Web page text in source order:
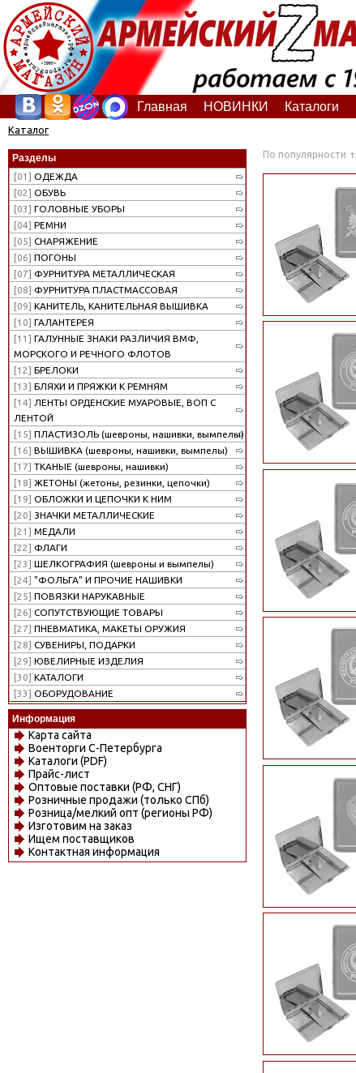
Главная НОВИНКИ Каталоги
Каталог
Разделы
[01] ОДЕЖДА
[02] ОБУВЬ
[03] ГОЛОВНЫЕ УБОРЫ
[04] РЕМНИ
[05] СНАРЯЖЕНИЕ
[06] ПОГОНЫ
[07] ФУРНИТУРА МЕТАЛЛИЧЕСКАЯ
[08] ФУРНИТУРА ПЛАСТМАССОВАЯ
[09] КАНИТЕЛЬ, КАНИТЕЛЬНАЯ ВЫШИВКА
[10] ГАЛАНТЕРЕЯ
[11] ГАЛУННЫЕ ЗНАКИ РАЗЛИЧИЯ ВМФ,
МОРСКОГО И РЕЧНОГО ФЛОТОВ
[12] БРЕЛОКИ
[13] БЛЯХИ И ПРЯЖКИ К РЕМНЯМ
[14] ЛЕНТЫ ОРДЕНСКИЕ МУАРОВЫЕ, ВОП С
ЛЕНТОЙ
[15] ПЛАСТИЗОЛЬ (шевроны, нашивки, вымпелы)
[16] ВЫШИВКА (шевроны, нашивки, вымпелы)
[17] ТКАНЫЕ (шевроны, нашивки)
[18] ЖЕТОНЫ (жетоны, резинки, цепочки)
[19] ОБЛОЖКИ И ЦЕПОЧКИ К НИМ
[20] ЗНАЧКИ МЕТАЛЛИЧЕСКИЕ
[21] МЕДАЛИ
[22] ФЛАГИ
[23] ШЕЛКОГРАФИЯ (шевроны и вымпелы)
[24] "ФОЛЬГА" И ПРОЧИЕ НАШИВКИ
[25] ПОВЯЗКИ НАРУКАВНЫЕ
[26] СОПУТСТВУЮЩИЕ ТОВАРЫ
[27] ПНЕВМАТИКА, МАКЕТЫ ОРУЖИЯ
[28] СУВЕНИРЫ, ПОДАРКИ
[29] ЮВЕЛИРНЫЕ ИЗДЕЛИЯ
[30] КАТАЛОГИ
[33] ОБОРУДОВАНИЕ
Информация
Карта сайта
Военторги С-Петербурга
Каталоги (PDF)
Прайс-лист
Оптовые поставки (РФ, СНГ)
Розничные продажи (только СПб)
Розница/мелкий опт (регионы РФ)
Изготовим на заказ
Ищем поставщиков
Контактная информация
По популярности